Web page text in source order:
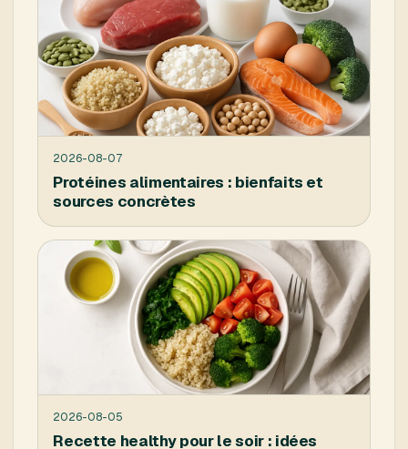
2026-08-07
Protéines alimentaires : bienfaits et
sources concrètes
2026-08-05
Recette healthy pour le soir : idées